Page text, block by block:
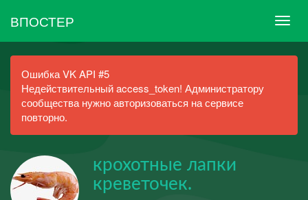
ВПОСТЕР
Ошибка VK API #5
Недействительный access_token! Администратору
сообщества нужно авторизоваться на сервисе
повторно.
крохотные лапки
креветочек.